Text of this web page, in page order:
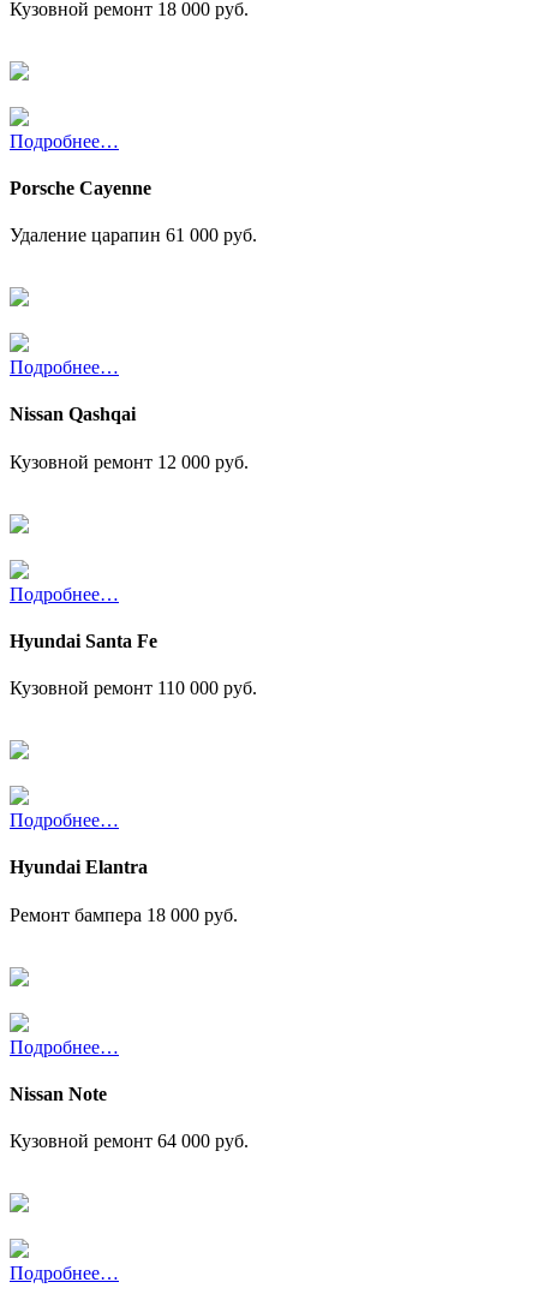
Кузовной ремонт 18 000 руб.
Подробнее…
Porsche Cayenne
Удаление царапин 61 000 руб.
Подробнее…
Nissan Qashqai
Кузовной ремонт 12 000 руб.
Подробнее…
Hyundai Santa Fe
Кузовной ремонт 110 000 руб.
Подробнее…
Hyundai Elantra
Ремонт бампера 18 000 руб.
Подробнее…
Nissan Note
Кузовной ремонт 64 000 руб.
Подробнее…